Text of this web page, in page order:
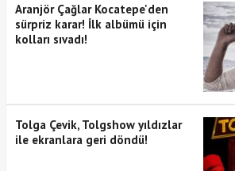
Aranjör Çağlar Kocatepe'den
sürpriz karar! İlk albümü için
kolları sıvadı!
Tolga Çevik, Tolgshow yıldızlar
ile ekranlara geri döndü!